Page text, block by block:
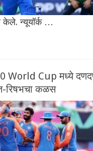
केले. न्यूयॉर्क …
World Cup मध्ये
रिषभचा कळस